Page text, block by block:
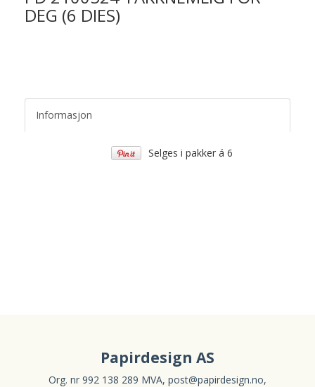
DEG (6 DIES)
Informasjon
Selges i pakker á 6
Papirdesign AS
Org. nr 992 138 289 MVA, post@papirdesign.no,